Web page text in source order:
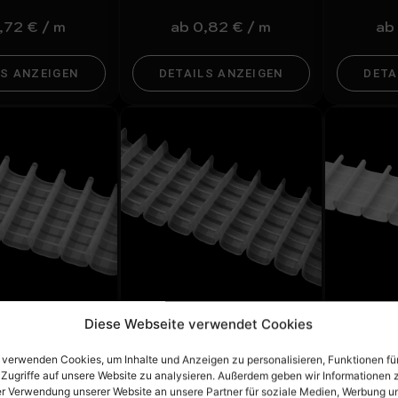
Diese Webseite verwendet Cookies
verwenden Cookies, um Inhalte und Anzeigen zu personalisieren, Funktionen
auf unsere Website zu analysieren. Außerdem geben wir Informationen
Verwendung unserer Website an unsere Partner für soziale Medien, Werbung
€ / m
ANZEIGEN
ab 0,82 € / m
DETAILS ANZEIGEN
ab
4428MP
1:2.5
Gardinenband 4338MP
100mm Bleistiftfalte 1:2.0
Transparent
65mm
Weiß